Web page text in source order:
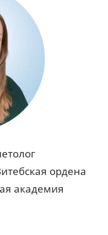
ордена
академия